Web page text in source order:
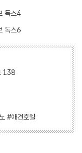
138
#애견호텔